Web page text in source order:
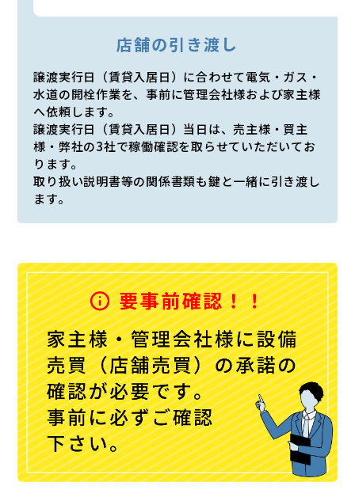
店舗の引き渡し
譲渡実行日（賃貸入居日）に合わせて電気・ガス・
水道の開栓作業を、事前に管理会社様および家主様
へ依頼します。
譲渡実行日（賃貸入居日）当日は、売主様・買主
様・弊社の3社で稼働確認を取らせていただいてお
ります。
取り扱い説明書等の関係書類も鍵と一緒に引き渡し
ます。